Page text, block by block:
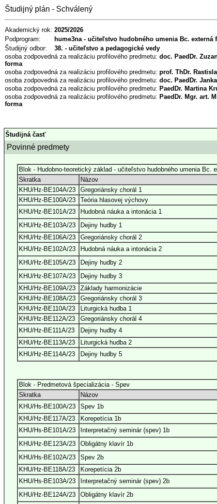
Študijný plán - Schválený
Akademický rok: 2025/2026
Podprogram:
hume3na - učiteľstvo hudobného umenia Bc. externá
Študijný odbor:
38. - učiteľstvo a pedagogické vedy
osoba zodpovedná za realizáciu profilového predmetu: doc. PaedDr.
forma
osoba zodpovedná za realizáciu profilového predmetu: prof. ThDr.
osoba zodpovedná za realizáciu profilového predmetu: doc. PaedDr.
osoba zodpovedná za realizáciu profilového predmetu: PaedDr. Martina
osoba zodpovedná za realizáciu profilového predmetu: PaedDr. Mgr. art.
forma
Študijná časť
Povinné predmety
Blok - Hudobno-teoretický základ - učiteľstvo hudobného umenia Bc.
Skratka
Názov
KHU/Hz-BE104A/23
Gregoriánsky chorál 1
KHU/Hz-BE100A/23
Teória hlasovej výchovy
KHU/Hz-BE101A/23
Hudobná náuka a intonácia 1
KHU/Hz-BE103A/23
Dejiny hudby 1
KHU/Hz-BE106A/23
Gregoriánsky chorál 2
KHU/Hz-BE102A/23
Hudobná náuka a intonácia 2
KHU/Hz-BE105A/23
Dejiny hudby 2
KHU/Hz-BE107A/23
Dejiny hudby 3
KHU/Hz-BE109A/23
Základy harmonizácie
KHU/Hz-BE108A/23
Gregoriánsky chorál 3
KHU/Hz-BE110A/23
Liturgická hudba 1
KHU/Hz-BE112A/23
Gregoriánsky chorál 4
KHU/Hz-BE111A/23
Dejiny hudby 4
KHU/Hz-BE113A/23
Liturgická hudba 2
KHU/Hz-BE114A/23
Dejiny hudby 5
Blok - Predmetová špecializácia - Spev
Skratka
Názov
KHU/Hs-BE100A/23
Spev 1b
KHU/Hz-BE117A/23
Korepetícia 1b
KHU/Hs-BE101A/23
Interpretačný seminár (spev) 1b
KHU/Hz-BE123A/23
Obligátny klavír 1b
KHU/Hs-BE102A/23
Spev 2b
KHU/Hz-BE118A/23
Korepetícia 2b
KHU/Hs-BE103A/23
Interpretačný seminár (spev) 2b
KHU/Hz-BE124A/23
Obligátny klavír 2b